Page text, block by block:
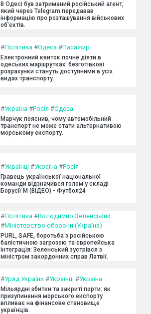
В Одесі був затриманий російський агент,
який через Telegram передавав
інформацію про розташування військових
об'єктів.
#Політика #Одеса #Пасажир
Електронний квиток почне діяти в
одеських маршрутках: безготівкові
розрахунки стануть доступними в усіх
видах транспорту.
#Україна #Росія #Одеса
Марчук пояснив, чому автомобільний
транспорт не може стати альтернативою
морському експорту.
#Українці #Україна #Росія
Гравець української національної
команди відзначився голом у складі
Борусії М (ВІДЕО) - Футбол24
#Політика #Володимир Зеленський
#Міністерство оборони (Україна)
PURL, SAFE, боротьба з російською
балістичною загрозою та європейська
інтеграція: Зеленський зустрівся з
міністром закордонних справ Латвії.
#Уряд України #Українці #Україна
Мільярдні збитки та закриті порти: як
призупинення морського експорту
впливає на фінансове становище
українців.